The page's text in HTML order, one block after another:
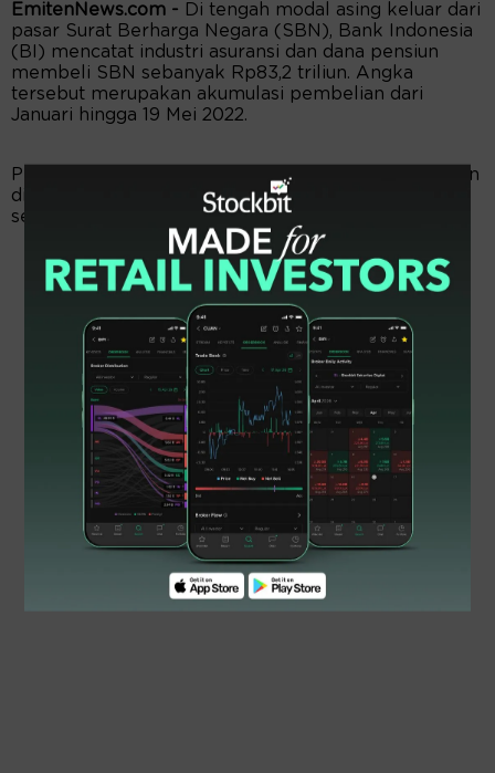
EmitenNews.com -
Di tengah modal asing keluar dari
pasar Surat Berharga Negara (SBN), Bank Indonesia
(BI) mencatat industri asuransi dan dana pensiun
membeli SBN sebanyak Rp83,2 triliun. Angka
tersebut merupakan akumulasi pembelian dari
Januari hingga 19 Mei 2022.
Pembelian agresif obligasi negara tersebut dilakukan
di tengah modal asing yang keluar dari pasar SBN
sebesar Rp105 triliun (ytd).